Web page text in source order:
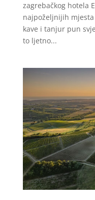
zagrebačkog hotela
najpoželjnijih
kave i tanjur pun
to ljetno...